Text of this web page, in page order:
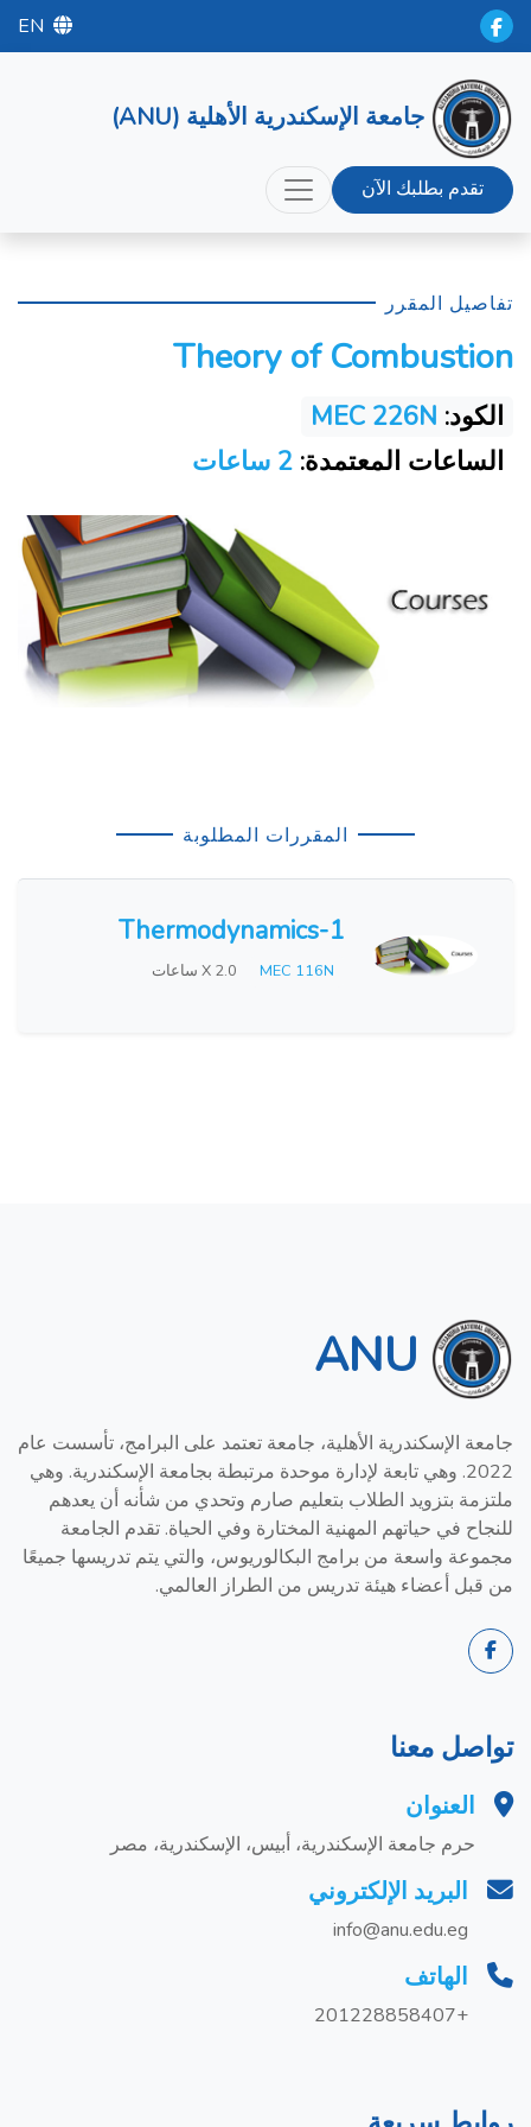
EN
جامعة الإسكندرية الأهلية (ANU)
تقدم بطلبك الآن
تفاصيل المقرر
Theory of Combustion
الكود: MEC 226N
الساعات المعتمدة:
المقررات المطلوبة
Thermodynamics-1
MEC 116N X 2.0 ساعات
ANU
جامعة الإسكندرية الأهلية، جامعة تعتمد على البرامج، تأسست عام
2022. وهي تابعة لإدارة موحدة مرتبطة بجامعة الإسكندرية. وهي
ملتزمة بتزويد الطلاب بتعليم صارم وتحدي من شأنه أن يعدهم
للنجاح في حياتهم المهنية المختارة وفي الحياة. تقدم الجامعة
مجموعة واسعة من برامج البكالوريوس، والتي يتم تدريسها جميعًا
من قبل أعضاء هيئة تدريس من الطراز العالمي.
تواصل معنا
العنوان
حرم جامعة الإسكندرية، أبيس، الإسكندرية، مصر
البريد الإلكتروني
info@anu.edu.eg
الهاتف
+201228858407